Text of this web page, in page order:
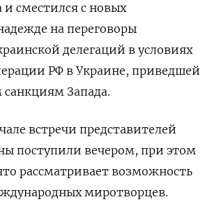
и сместился с новых
на переговоры
делегаций в условиях
РФ в Украине, приведшей
Запада.
встречи представителей
поступили вечером, при этом
рассматривает возможность
миротворцев.